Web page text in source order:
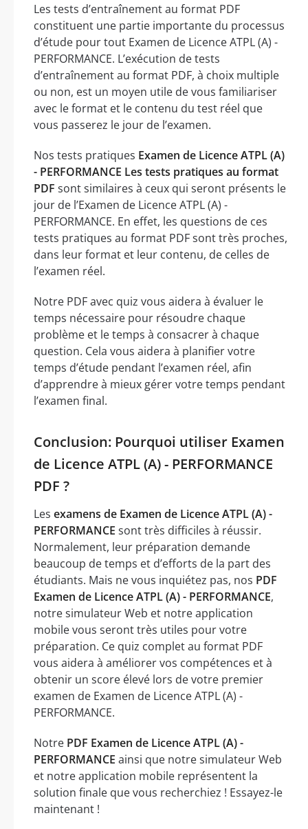
Les tests d’entraînement au format PDF
constituent une partie importante du processus
d’étude pour tout Examen de Licence ATPL (A) -
PERFORMANCE. L’exécution de tests
d’entraînement au format PDF, à choix multiple
ou non, est un moyen utile de vous familiariser
avec le format et le contenu du test réel que
vous passerez le jour de l’examen.
Nos tests pratiques Examen de Licence ATPL (A)
- PERFORMANCE Les tests pratiques au format
PDF sont similaires à ceux qui seront présents le
jour de l’Examen de Licence ATPL (A) -
PERFORMANCE. En effet, les questions de ces
tests pratiques au format PDF sont très proches,
dans leur format et leur contenu, de celles de
l’examen réel.
Notre PDF avec quiz vous aidera à évaluer le
temps nécessaire pour résoudre chaque
problème et le temps à consacrer à chaque
question. Cela vous aidera à planifier votre
temps d’étude pendant l’examen réel, afin
d’apprendre à mieux gérer votre temps pendant
l’examen final.
Conclusion: Pourquoi utiliser Examen
de Licence ATPL (A) - PERFORMANCE
PDF ?
Les examens de Examen de Licence ATPL (A) -
PERFORMANCE sont très difficiles à réussir.
Normalement, leur préparation demande
beaucoup de temps et d’efforts de la part des
étudiants. Mais ne vous inquiétez pas, nos PDF
Examen de Licence ATPL (A) - PERFORMANCE,
notre simulateur Web et notre application
mobile vous seront très utiles pour votre
préparation. Ce quiz complet au format PDF
vous aidera à améliorer vos compétences et à
obtenir un score élevé lors de votre premier
examen de Examen de Licence ATPL (A) -
PERFORMANCE.
Notre PDF Examen de Licence ATPL (A) -
PERFORMANCE ainsi que notre simulateur Web
et notre application mobile représentent la
solution finale que vous recherchiez ! Essayez-le
maintenant !